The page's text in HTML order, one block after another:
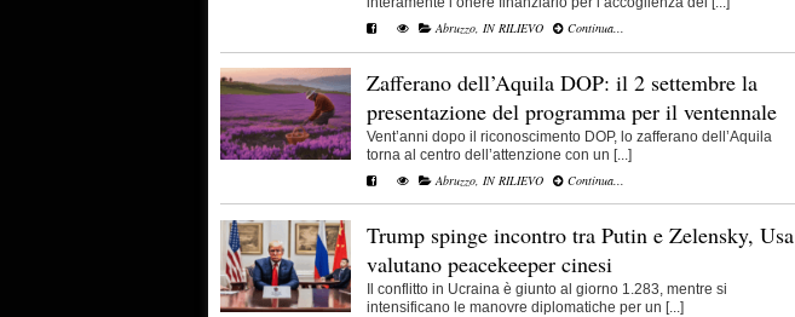
Abruzzo, IN RILIEVO Continua...
Zafferano dell’Aquila DOP: il 2 settembre la
presentazione del programma per il ventennale
Vent’anni dopo il riconoscimento DOP, lo zafferano dell’Aquila
torna al centro dell’attenzione con un [...]
Abruzzo, IN RILIEVO Continua...
Trump spinge incontro tra Putin e Zelensky, Usa
valutano peacekeeper cinesi
Il conflitto in Ucraina è giunto al giorno 1.283, mentre si
intensificano le manovre diplomatiche per un [...]